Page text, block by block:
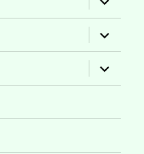
le
sous-
menu
ouvrir
le
sous-
menu
ouvrir
le
sous-